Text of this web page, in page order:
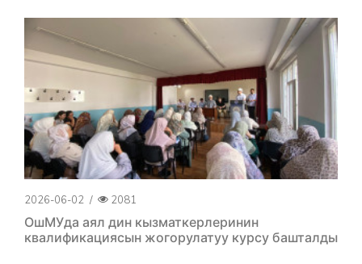
2026-06-02 / 2081
ОшМУда аял дин кызматкерлеринин
квалификациясын жогорулатуу курсу башталды